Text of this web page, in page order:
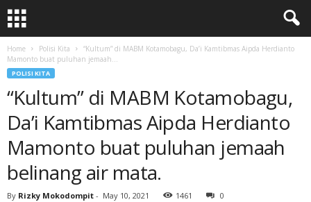
Home Polisi Kita
“Kultum” di MABM Kotamobagu, Da’i Kamtibmas Aipda Herdianto
Mamonto buat puluhan jemaah...
POLISI KITA
“Kultum” di MABM Kotamobagu,
Da’i Kamtibmas Aipda Herdianto
Mamonto buat puluhan jemaah
belinang air mata.
By Rizky Mokodompit - May 10, 2021 1461 0